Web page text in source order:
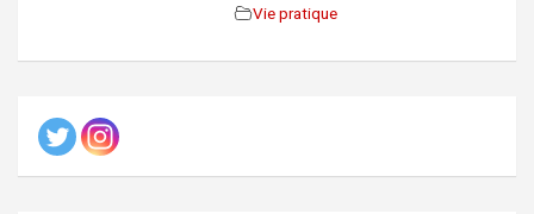
Vie pratique